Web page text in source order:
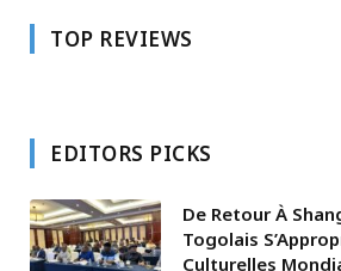
TOP REVIEWS
EDITORS PICKS
De Retour À
Togolais
Culturelles